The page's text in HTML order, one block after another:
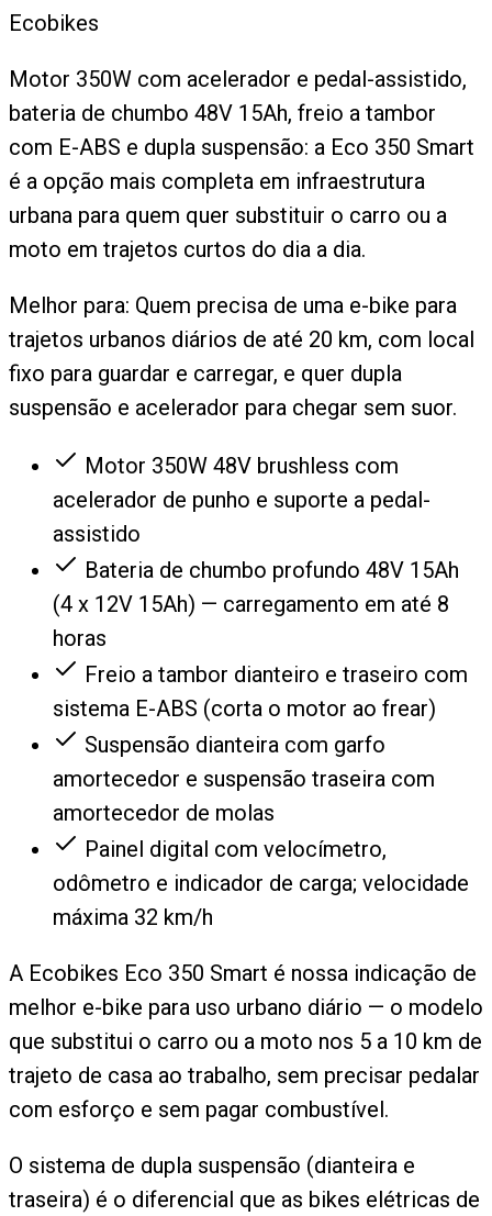
Ecobikes
Motor 350W com acelerador e pedal-assistido,
bateria de chumbo 48V 15Ah, freio a tambor
com E-ABS e dupla suspensão: a Eco 350 Smart
é a opção mais completa em infraestrutura
urbana para quem quer substituir o carro ou a
moto em trajetos curtos do dia a dia.
Melhor para: Quem precisa de uma e-bike para
trajetos urbanos diários de até 20 km, com local
fixo para guardar e carregar, e quer dupla
suspensão e acelerador para chegar sem suor.
Motor 350W 48V brushless com
acelerador de punho e suporte a pedal-
assistido
Bateria de chumbo profundo 48V 15Ah
(4 x 12V 15Ah) — carregamento em até 8
horas
Freio a tambor dianteiro e traseiro com
sistema E-ABS (corta o motor ao frear)
Suspensão dianteira com garfo
amortecedor e suspensão traseira com
amortecedor de molas
Painel digital com velocímetro,
odômetro e indicador de carga; velocidade
máxima 32 km/h
A Ecobikes Eco 350 Smart é nossa indicação de
melhor e-bike para uso urbano diário — o modelo
que substitui o carro ou a moto nos 5 a 10 km de
trajeto de casa ao trabalho, sem precisar pedalar
com esforço e sem pagar combustível.
O sistema de dupla suspensão (dianteira e
traseira) é o diferencial que as bikes elétricas de